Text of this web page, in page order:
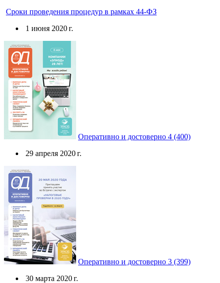
Сроки проведения процедур в рамках 44-ФЗ
1 июня 2020 г.
Оперативно и достоверно 4 (400)
29 апреля 2020 г.
Оперативно и достоверно 3 (399)
30 марта 2020 г.